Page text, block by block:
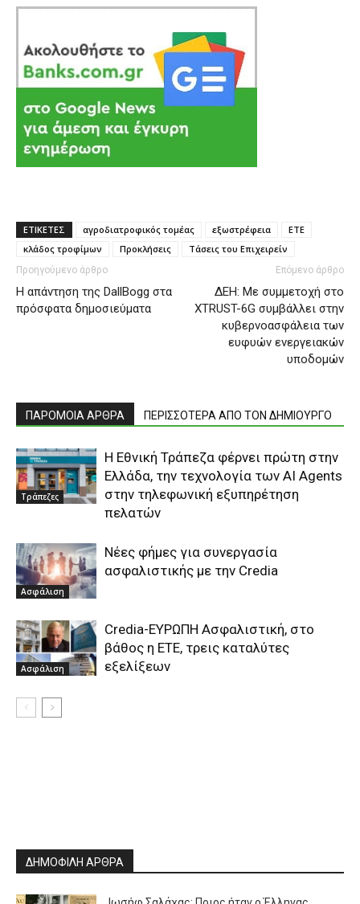
ΕΤΙΚΕΤΕΣ αγροδιατροφικός τομέας εξωστρέφεια
ΕΤΕ
κλάδος τροφίμων
Προκλήσεις Τάσεις του Επιχειρείν
Προηγούμενο άρθρο
Η απάντηση της DallBogg στα
πρόσφατα δημοσιεύματα
Επόμενο άρθρο
ΔΕΗ: Με συμμετοχή στο
XTRUST-6G συμβάλλει στην
κυβερνοασφάλεια των
ευφυών ενεργειακών
υποδομών
ΠΑΡΟΜΟΙΑ ΑΡΘΡΑ ΠΕΡΙΣΣΟΤΕΡΑ ΑΠΟ ΤΟΝ ΔΗΜΙΟΥΡΓΟ
Τράπεζες
Η Εθνική Τράπεζα φέρνει πρώτη στην
Ελλάδα, την τεχνολογία των AI Agents
στην τηλεφωνική εξυπηρέτηση
πελατών
Ασφάλιση
Νέες φήμες για συνεργασία
ασφαλιστικής με την Credia
Ασφάλιση
Credia-ΕΥΡΩΠΗ Ασφαλιστική, στο
βάθος η ΕΤΕ, τρεις καταλύτες
εξελίξεων
ΔΗΜΟΦΙΛΗ ΑΡΘΡΑ